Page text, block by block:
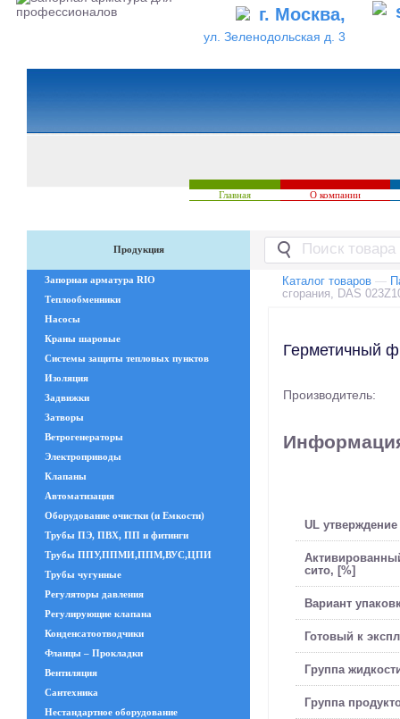
г. Москва,
ул. Зеленодольская д. 3
Главная О компании
Продукция
Запорная арматура RIO
Теплообменники
Насосы
Краны шаровые
Системы защиты тепловых пунктов
Изоляция
Задвижки
Затворы
Ветрогенераторы
Электроприводы
Клапаны
Автоматизация
Оборудование очистки (и Емкости)
Трубы ПЭ, ПВХ, ПП и фитинги
Трубы ППУ,ППМИ,ППМ,ВУС,ЦПИ
Трубы чугунные
Регуляторы давления
Регулирующие клапана
Конденсатоотводчики
Фланцы – Прокладки
Вентиляция
Сантехника
Нестандартное оборудование
Каталог товаров —
сгорания, DAS
Герметичный
Производитель:
UL
сито, [%]
Вариант
Готовый к
Группа
Группа